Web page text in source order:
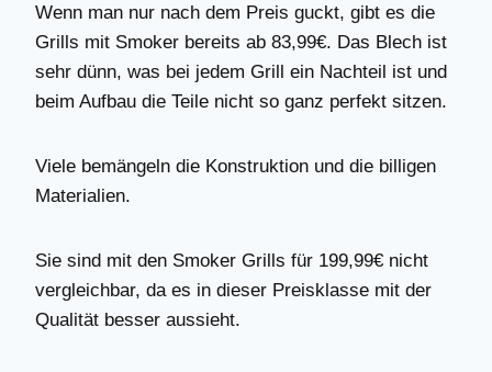
Wenn man nur nach dem Preis guckt, gibt es die
Grills mit Smoker bereits ab 83,99€. Das Blech ist
sehr dünn, was bei jedem Grill ein Nachteil ist und
beim Aufbau die Teile nicht so ganz perfekt sitzen.
Viele bemängeln die Konstruktion und die billigen
Materialien.
Sie sind mit den Smoker Grills für 199,99€ nicht
vergleichbar, da es in dieser Preisklasse mit der
Qualität besser aussieht.